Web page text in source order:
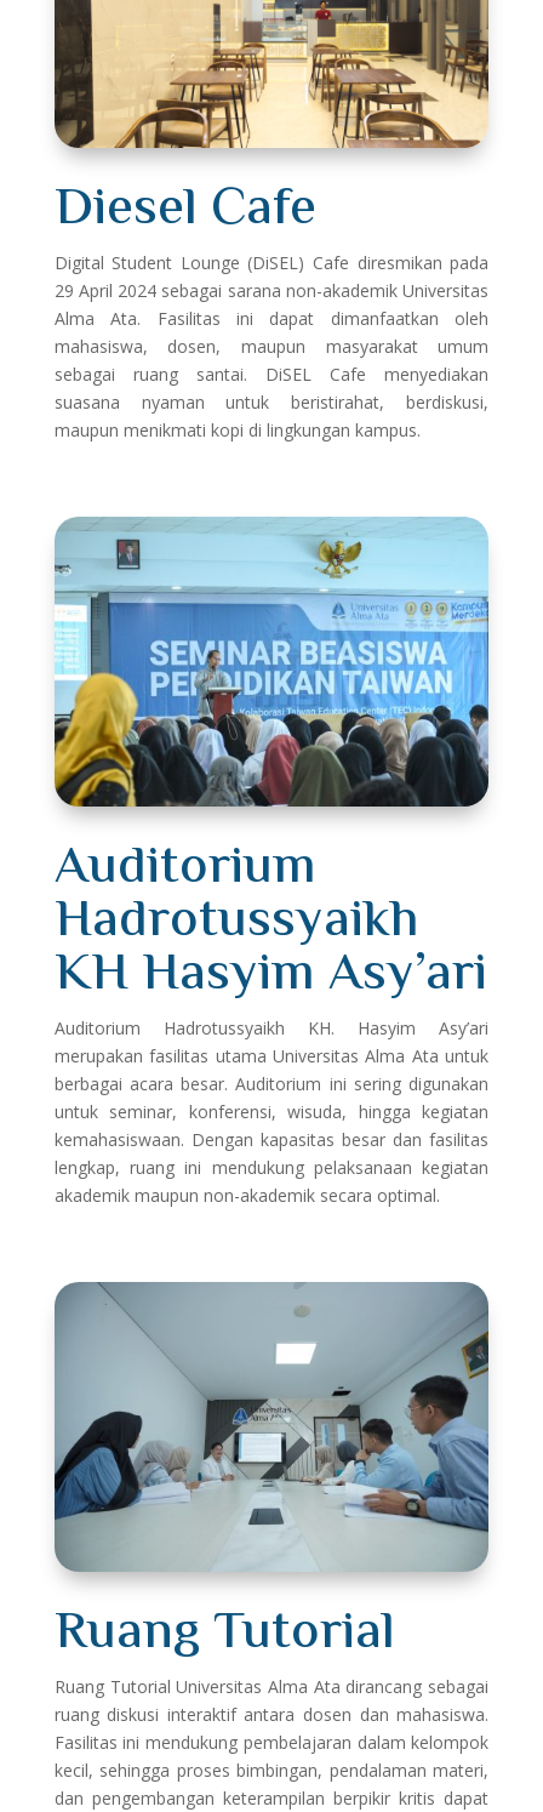
Diesel Cafe
Digital Student Lounge (DiSEL) Cafe diresmikan pada
29 April 2024 sebagai sarana non-akademik Universitas
Alma Ata. Fasilitas ini dapat dimanfaatkan oleh
mahasiswa, dosen, maupun masyarakat umum
sebagai ruang santai. DiSEL Cafe menyediakan
suasana nyaman untuk beristirahat, berdiskusi,
maupun menikmati kopi di lingkungan kampus.
Auditorium
Hadrotussyaikh
KH Hasyim Asy’ari
Auditorium Hadrotussyaikh KH. Hasyim Asy’ari
merupakan fasilitas utama Universitas Alma Ata untuk
berbagai acara besar. Auditorium ini sering digunakan
untuk seminar, konferensi, wisuda, hingga kegiatan
kemahasiswaan. Dengan kapasitas besar dan fasilitas
lengkap, ruang ini mendukung pelaksanaan kegiatan
akademik maupun non-akademik secara optimal.
Ruang Tutorial
Ruang Tutorial Universitas Alma Ata dirancang sebagai
ruang diskusi interaktif antara dosen dan mahasiswa.
Fasilitas ini mendukung pembelajaran dalam kelompok
kecil, sehingga proses bimbingan, pendalaman materi,
dan pengembangan keterampilan berpikir kritis dapat